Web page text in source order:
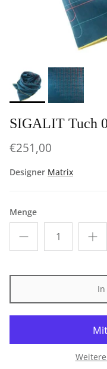
SIGALIT Tuch
€251,00
Designer Matrix
Menge